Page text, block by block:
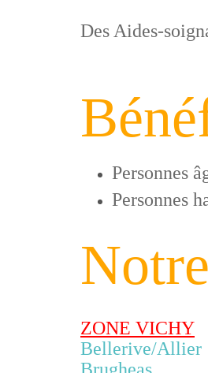
Des Aides-
Personnes
Personnes
ZONE VICHY
Bellerive/